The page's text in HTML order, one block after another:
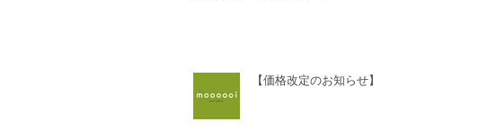
【価格改定のお知らせ】